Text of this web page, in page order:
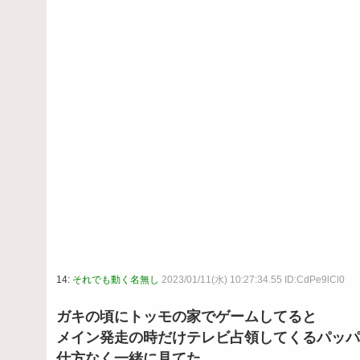
14: それでも動く名無し 2023/01/11(水) 10:27:34.55 ID:CdPe9lCl0
ガキの頃にトッモの家でゲームしてると
メイン発走の時だけテレビ占領してくるパッ